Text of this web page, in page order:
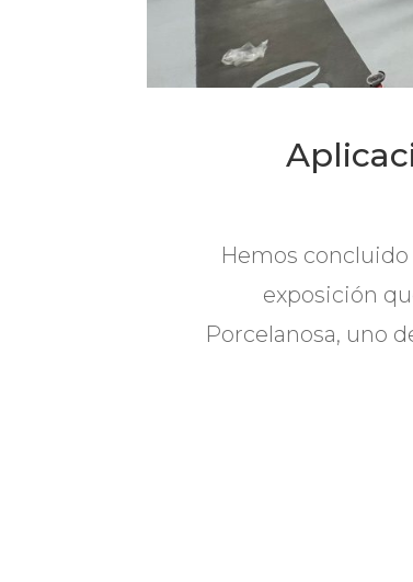
Hemos concluido
exposición
Porcelanosa, uno